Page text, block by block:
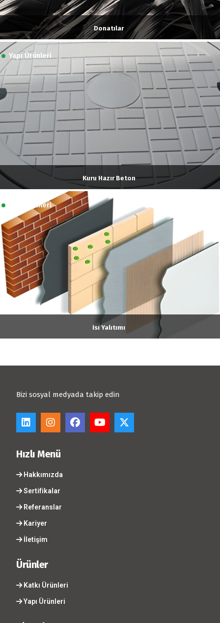
Donatılar
Yapı Ürünleri
Kuru Hazır Beton
Yapı Ürünleri
Isı Yalıtımı
Bizi sosyal medyada takip edin
Hızlı Menü
Hakkımızda
Sertifikalar
Referanslar
Kariyer
İletişim
Ürünler
Katkı Ürünleri
Yapı Ürünleri